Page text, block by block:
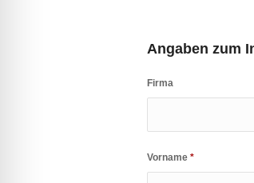
Angaben zum
Firma
Vorname*